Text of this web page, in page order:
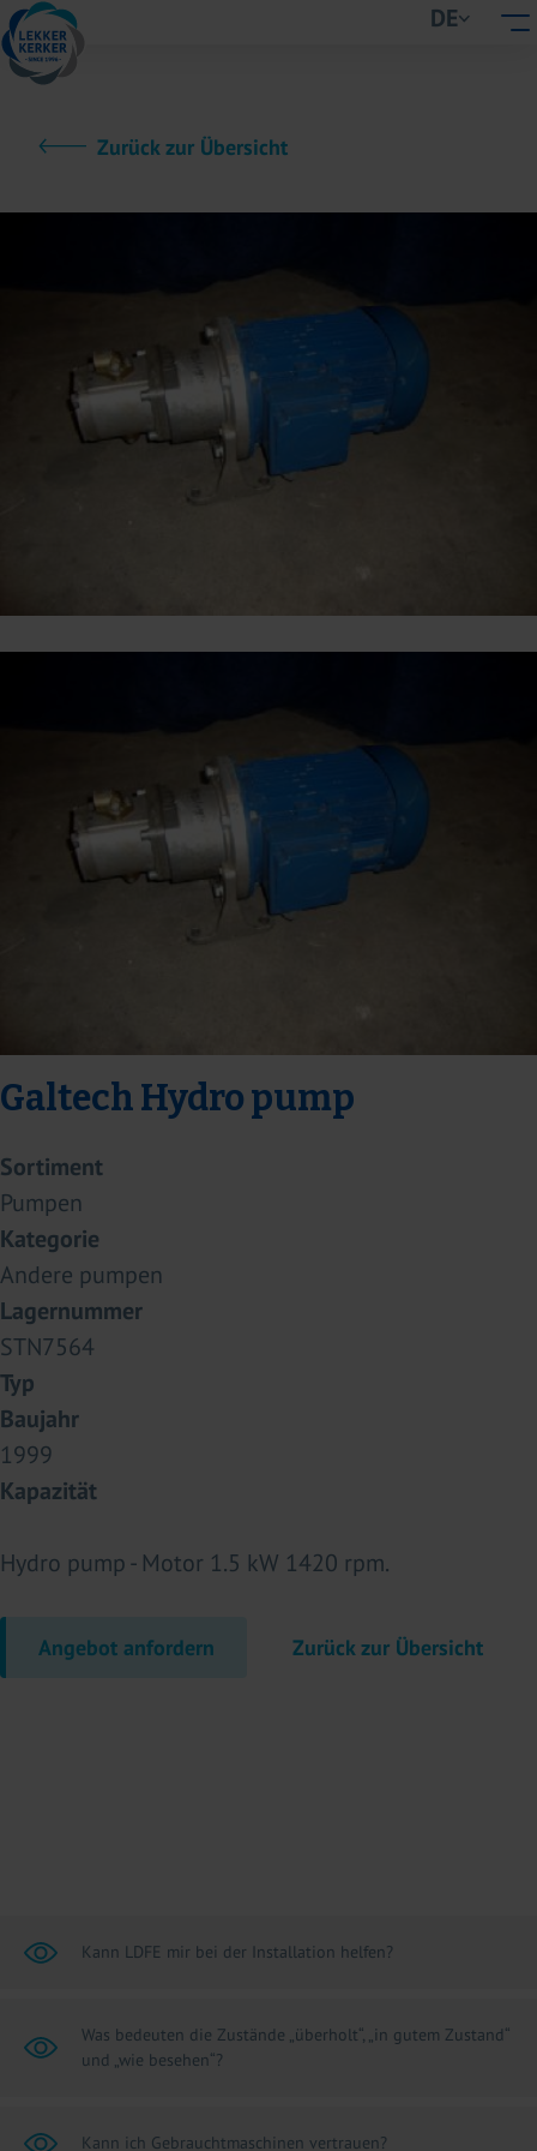
DE
Zurück zur Übersicht
Galtech Hydro pump
Sortiment
Pumpen
Kategorie
Andere pumpen
Lagernummer
STN7564
Typ
Baujahr
1999
Kapazität
Hydro pump - Motor 1.5 kW 1420 rpm.
Angebot anfordern Zurück zur Übersicht
Kann LDFE mir bei der Installation helfen?
Was bedeuten die Zustände „überholt“, „in gutem Zustand“
und „wie besehen“?
Kann ich Gebrauchtmaschinen vertrauen?